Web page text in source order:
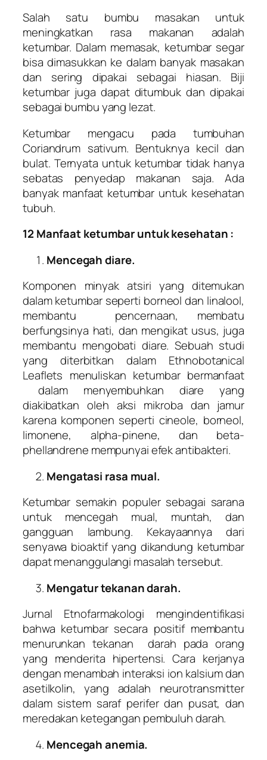
Salah satu bumbu masakan untuk
meningkatkan rasa makanan adalah
ketumbar. Dalam memasak, ketumbar segar
bisa dimasukkan ke dalam banyak masakan
dan sering dipakai sebagai hiasan. Biji
ketumbar juga dapat ditumbuk dan dipakai
sebagai bumbu yang lezat.
Ketumbar mengacu pada tumbuhan
Coriandrum sativum. Bentuknya kecil dan
bulat. Ternyata untuk ketumbar tidak hanya
sebatas penyedap makanan saja. Ada
banyak manfaat ketumbar untuk kesehatan
tubuh.
12 Manfaat ketumbar untuk kesehatan :
Mencegah diare.
Komponen minyak atsiri yang ditemukan
dalam ketumbar seperti borneol dan linalool,
membantu pencernaan, membatu
berfungsinya hati, dan mengikat usus, juga
membantu mengobati diare. Sebuah studi
yang diterbitkan dalam Ethnobotanical
Leaflets menuliskan ketumbar bermanfaat
dalam menyembuhkan diare yang
diakibatkan oleh aksi mikroba dan jamur
karena komponen seperti cineole, borneol,
limonene, alpha-pinene, dan beta-
phellandrene mempunyai efek antibakteri.
Mengatasi rasa mual.
Ketumbar semakin populer sebagai sarana
untuk mencegah mual, muntah, dan
gangguan lambung. Kekayaannya dari
senyawa bioaktif yang dikandung ketumbar
dapat menanggulangi masalah tersebut.
Mengatur tekanan darah.
Jurnal Etnofarmakologi mengindentifikasi
bahwa ketumbar secara positif membantu
menurunkan tekanan darah pada orang
yang menderita hipertensi. Cara kerjanya
dengan menambah interaksi ion kalsium dan
asetilkolin, yang adalah neurotransmitter
dalam sistem saraf perifer dan pusat, dan
meredakan ketegangan pembuluh darah.
Mencegah anemia.